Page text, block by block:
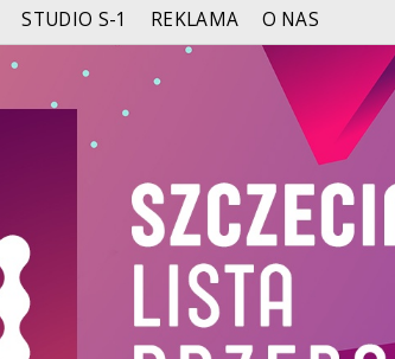
STUDIO S-1 REKLAMA O NAS